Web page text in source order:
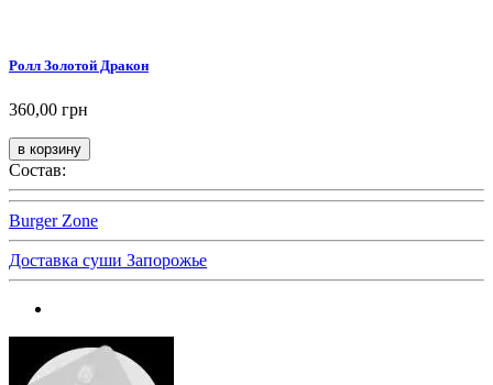
Ролл Золотой Дракон
360,00 грн
Состав:
Burger Zone
Доставка суши Запорожье